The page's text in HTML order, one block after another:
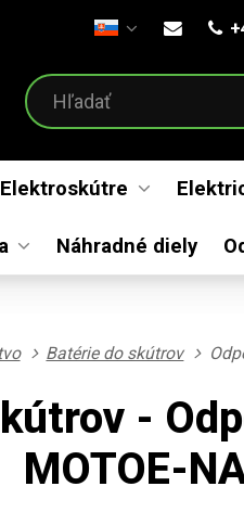
Otvoriť menu
Elektroskútre
Náhradné diely
Batérie do skútrov
-
MOTOE-